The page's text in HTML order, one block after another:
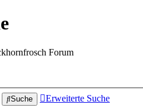
Forum
Suche Erweiterte Suche